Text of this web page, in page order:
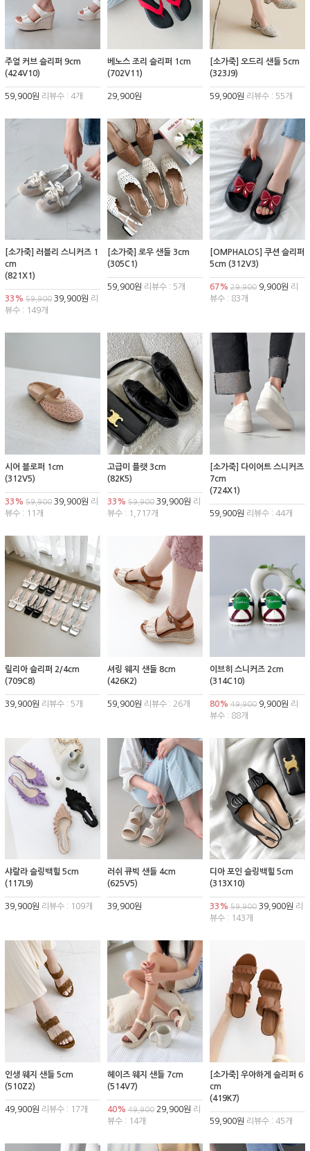
주얼 커브 슬리퍼 9cm
(424V10)
59,900원 리뷰수 : 4개
베노스 조리 슬리퍼 1cm
(702V11)
29,900원
[소가죽] 오드리 샌들 5cm
(323J9)
59,900원 리뷰수 : 55개
[소가죽] 러블리 스니커즈 1
cm
(821X1)
33% 59,900 39,900원 리
뷰수 : 149개
[소가죽] 로우 샌들 3cm
(305C1)
59,900원 리뷰수 : 5개
[OMPHALOS] 쿠션 슬리퍼
5cm (312V3)
67% 29,9009,900원 리
뷰수 : 83개
시어 블로퍼 1cm
(312V5)
33% 59,900 39,900원 리
뷰수 : 11개
고급미 플랫 3cm
(82K5)
33% 59,90039,900원 리
뷰수 : 1,717개
[소가죽] 다이어트 스니커즈
7cm
(724X1)
59,900원 리뷰수 : 44개
릴리아 슬리퍼 2/4cm
(709C8)
39,900원 리뷰수 : 5개
셔링 웨지 샌들 8cm
(426K2)
59,900원 리뷰수 : 26개
이브히 스니커즈 2cm
(314C10)
80% 49,9009,900원 리
뷰수 : 88개
샤랄라 슬링백힐 5cm
(117L9)
39,900원 리뷰수 : 109개
러쉬 큐빅 샌들 4cm
(625V5)
39,900원
디아 포인 슬링백힐 5cm
(313X10)
33% 59,90039,900원 리
뷰수 : 143개
인생 웨지 샌들 5cm
(510Z2)
49,900원 리뷰수 : 17개
헤이즈 웨지 샌들 7cm
(514V7)
40% 49,90029,900원 리
뷰수 : 14개
[소가죽] 우아하게 슬리퍼 6
cm
(419K7)
59,900원 리뷰수 : 45개